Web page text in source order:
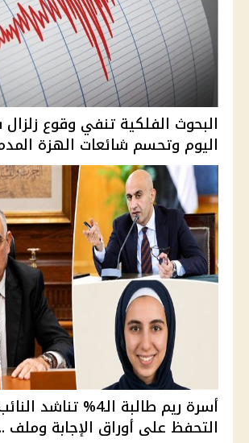
البحوث الفلكية تنفي وقوع
اليوم وتحسم شائعات الهزة
أسرة ريم طالبة الـ4%
التحفظ على أوراق الإجابة وملف